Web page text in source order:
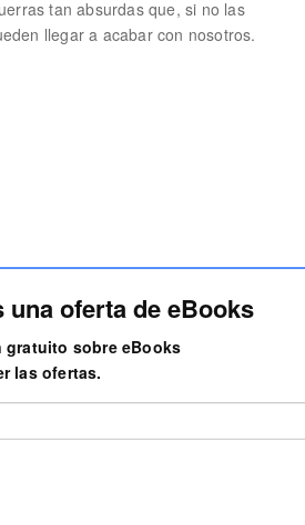
tan absurdas que, si no las
llegar a acabar con nosotros.
una oferta de eBooks
gratuito sobre eBooks
las ofertas.